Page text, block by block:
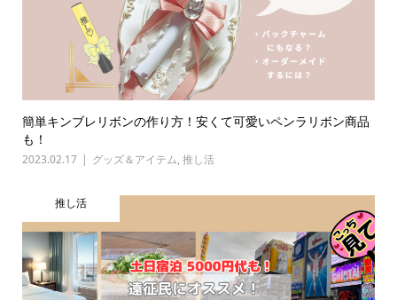
簡単キンブレリボンの作り方！安くて可愛いペンラリボン商品
も！
2023.02.17 グッズ＆アイテム, 推し活
推し活